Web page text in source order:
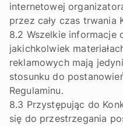
internetowej
przez cały czas trwania
8.2 Wszelkie informacje
jakichkolwiek
reklamowych mają
stosunku do
Regulaminu.
8.3 Przystępując do
się do przestrzegania